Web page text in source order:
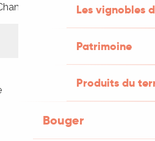
Les vignobles
Patrimoine
Produits du
Bouger